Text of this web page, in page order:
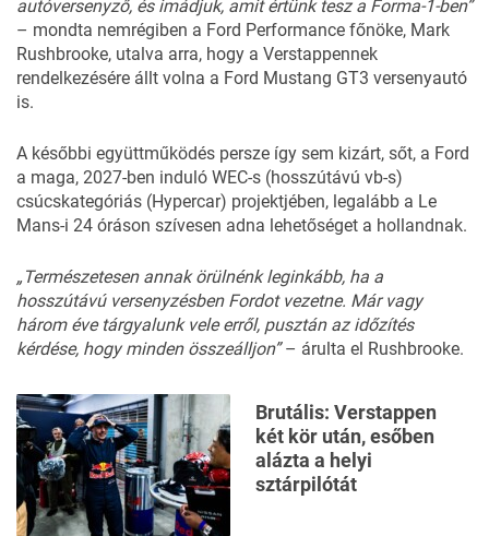
autóversenyző, és imádjuk, amit értünk tesz a Forma-1-ben”
– mondta nemrégiben a Ford Performance főnöke, Mark
Rushbrooke, utalva arra, hogy a Verstappennek
rendelkezésére állt volna a Ford Mustang GT3 versenyautó
is.
A későbbi együttműködés persze így sem kizárt, sőt, a Ford
a maga, 2027-ben induló WEC-s (hosszútávú vb-s)
csúcskategóriás (Hypercar) projektjében, legalább a Le
Mans-i 24 óráson szívesen adna lehetőséget a hollandnak.
„Természetesen annak örülnénk leginkább, ha a
hosszútávú versenyzésben Fordot vezetne. Már vagy
három éve tárgyalunk vele erről, pusztán az időzítés
kérdése, hogy minden összeálljon”– árulta el Rushbrooke.
Brutális: Verstappen
két kör után, esőben
alázta a helyi
sztárpilótát